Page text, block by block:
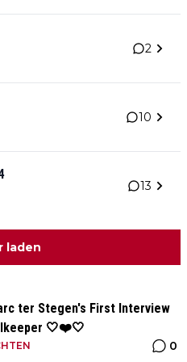
2
10
13
laden
ter Stegen's First Interview
🤍❤️🤍
0